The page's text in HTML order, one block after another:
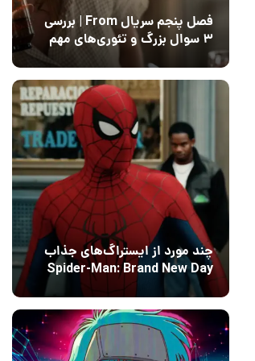
فصل پنجم سریال From | بررسی
۳ سوال بزرگ و تئوری‌های مهم
12 مرداد 1405
چند مورد از ایستراگ‌های جذاب
Spider-Man: Brand New Day
فاش شدند
۰